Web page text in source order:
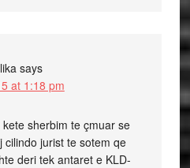
says
at 1:18 pm
sherbim te çmuar se
cilindo jurist te sotem qe
deri tek antaret e KLD-